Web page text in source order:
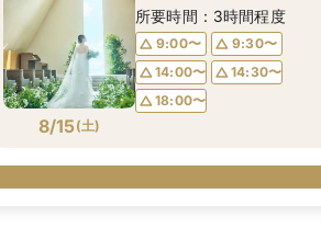
8/15(土)
所要時間：3時間程度
9:00〜
9:30〜
14:00〜
14:30〜
18:00〜